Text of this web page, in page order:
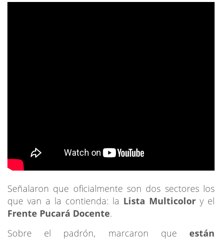
Señalaron que oficialmente son dos sectores los
que van a la contienda: la Lista Multicolor y el
Frente Pucará Docente.
Sobre el padrón, marcaron que están